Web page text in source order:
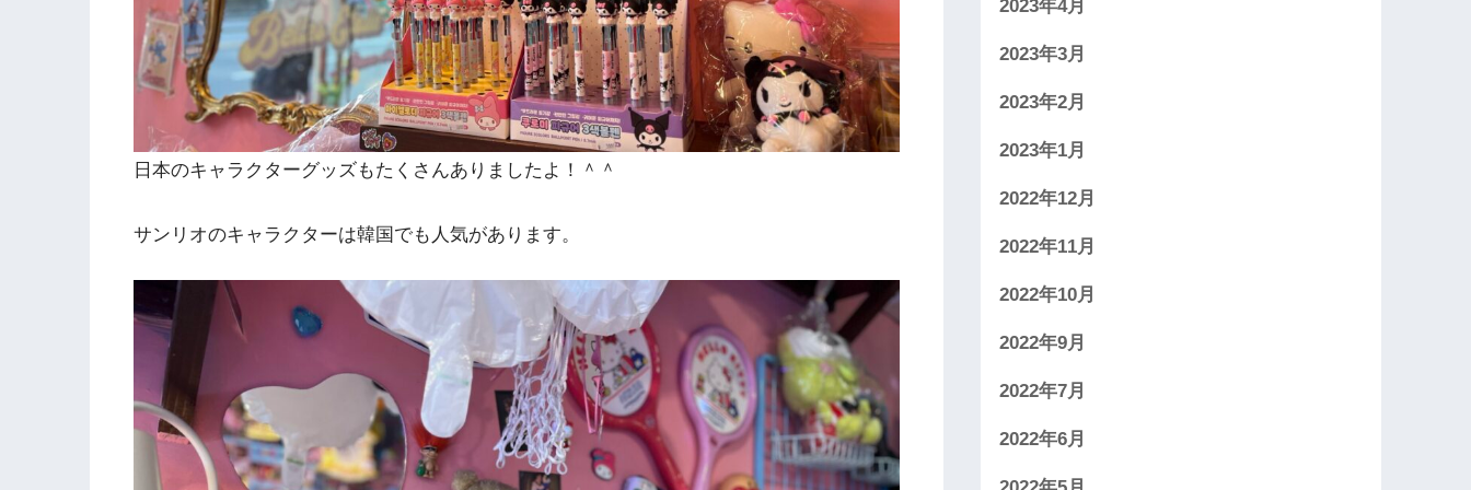
日本のキャラクターグッズもたくさんありましたよ！＾＾
サンリオのキャラクターは韓国でも人気があります。
2023年4月
2023年3月
2023年2月
2023年1月
2022年12月
2022年11月
2022年10月
2022年9月
2022年7月
2022年6月